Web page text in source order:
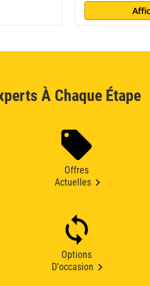
À Chaque Étape
Offres
Actuelles
Options
D'occasion